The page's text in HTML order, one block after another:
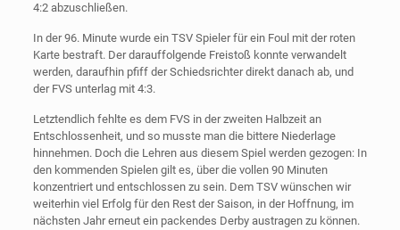
4:2 abzuschließen.
In der 96. Minute wurde ein TSV Spieler für ein Foul mit der roten
Karte bestraft. Der darauffolgende Freistoß konnte verwandelt
werden, daraufhin pfiff der Schiedsrichter direkt danach ab, und
der FVS unterlag mit 4:3.
Letztendlich fehlte es dem FVS in der zweiten Halbzeit an
Entschlossenheit, und so musste man die bittere Niederlage
hinnehmen. Doch die Lehren aus diesem Spiel werden gezogen: In
den kommenden Spielen gilt es, über die vollen 90 Minuten
konzentriert und entschlossen zu sein. Dem TSV wünschen wir
weiterhin viel Erfolg für den Rest der Saison, in der Hoffnung, im
nächsten Jahr erneut ein packendes Derby austragen zu können.